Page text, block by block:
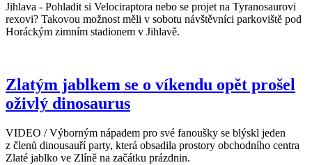
Jihlava - Pohladit si Velociraptora nebo se projet na Tyranosaurovi
rexovi? Takovou možnost měli v sobotu návštěvníci parkoviště pod
Horáckým zimním stadionem v Jihlavě.
Zlatým jablkem se o víkendu opět prošel
oživlý dinosaurus
VIDEO / Výborným nápadem pro své fanoušky se blýskl jeden
z členů dinousauří party, která obsadila prostory obchodního centra
Zlaté jablko ve Zlíně na začátku prázdnin.